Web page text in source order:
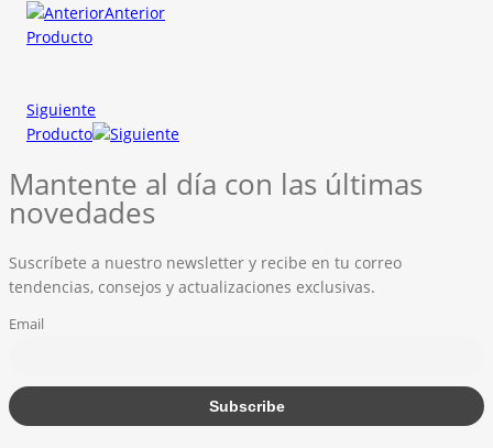
Anterior
Producto
Siguiente
Producto
Mantente al día con las últimas
novedades
Suscríbete a nuestro newsletter y recibe en tu correo
tendencias, consejos y actualizaciones exclusivas.
Email